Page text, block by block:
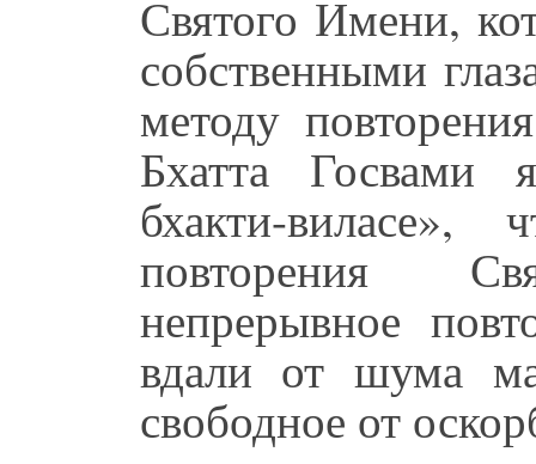
Святого Имени,
собственными
методу
Бхатта Госвами
бхакти-виласе»,
повторения
непрерывное
вдали от шума
свободное от